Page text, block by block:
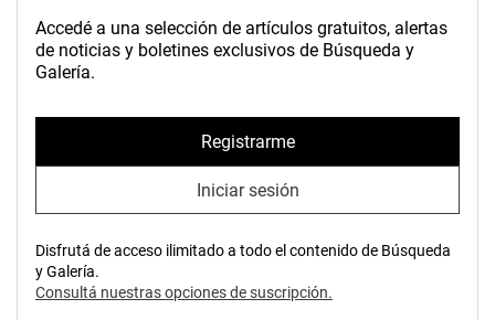
Accedé a una selección de artículos gratuitos, alertas
de noticias y boletines exclusivos de Búsqueda y
Galería.
Registrarme
Iniciar sesión
Disfrutá de acceso ilimitado a todo el contenido de Búsqueda
y Galería.
Consultá nuestras opciones de suscripción.